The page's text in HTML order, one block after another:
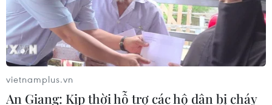
xứ Trung Quốc; 5 bộ công cụ kích điện tự chế; dây cháy
chậm và 1 quả mìn tự chế; 59 quả pháo bi nổ do các cá
nhân tự chế tạo.
vietnamplus.vn
An Giang: Kịp thời hỗ trợ các hộ dân bị cháy